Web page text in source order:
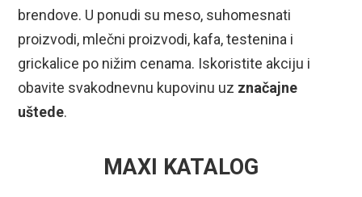
brendove. U ponudi su meso, suhomesnati
proizvodi, mlečni proizvodi, kafa, testenina i
grickalice po nižim cenama. Iskoristite akciju i
obavite svakodnevnu kupovinu uz značajne
uštede.
MAXI KATALOG